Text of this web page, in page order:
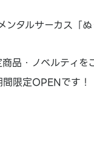
タルサーカス「
品・ノベルティ
限定OPENです！